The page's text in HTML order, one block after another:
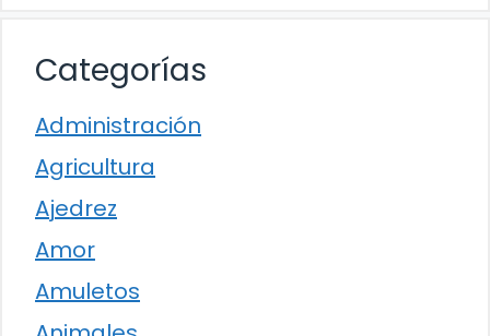
Categorías
Administración
Agricultura
Ajedrez
Amor
Amuletos